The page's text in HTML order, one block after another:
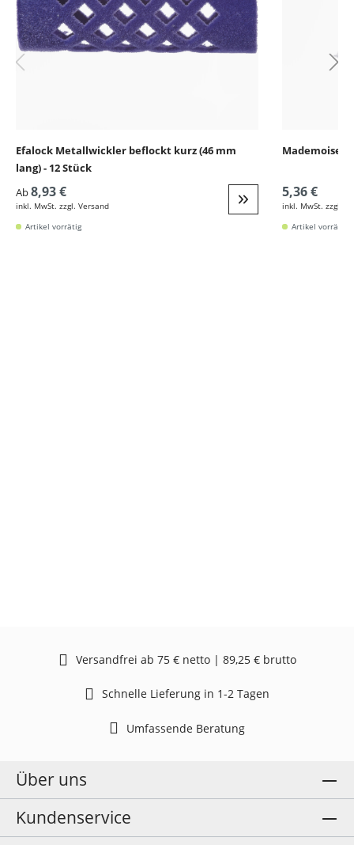
Efalock Metallwickler beflockt kurz (46 mm
lang) - 12 Stück
Ab8,93 €
inkl. MwSt. zzgl. Versand Weiter zur Detail
Artikel vorrätig
5,36 €
inkl. MwSt. zzgl.
Artikel vorrätig
Versandfrei ab 75 € netto | 89,25 € brutto
Schnelle Lieferung in 1-2 Tagen
Umfassende Beratung
Über uns
Kundenservice